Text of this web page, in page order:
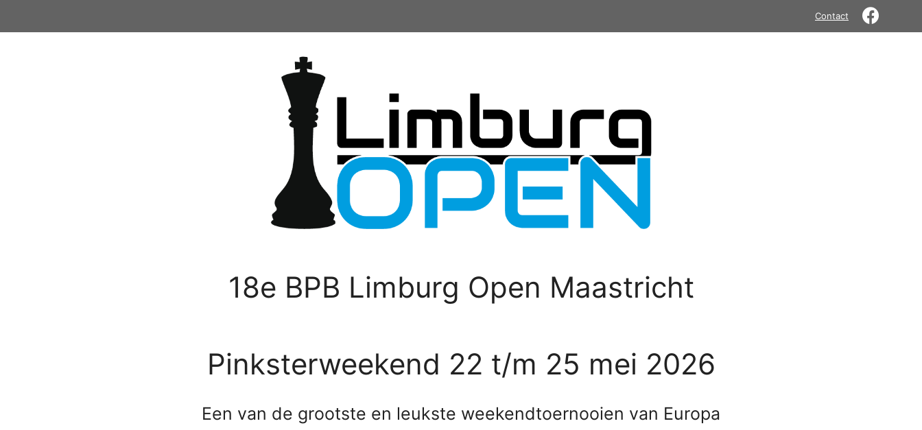
Contact
18e BPB Limburg Open Maastricht
Pinksterweekend 22 t/m 25 mei 2026
Een van de grootste en leukste weekendtoernooien van Europa